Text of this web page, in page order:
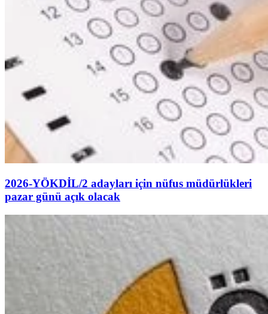
2026-YÖKDİL/2 adayları için nüfus müdürlükleri
pazar günü açık olacak